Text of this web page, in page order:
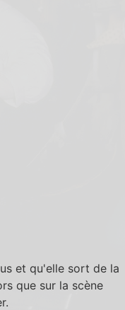
et qu'elle sort de la
que sur la scène